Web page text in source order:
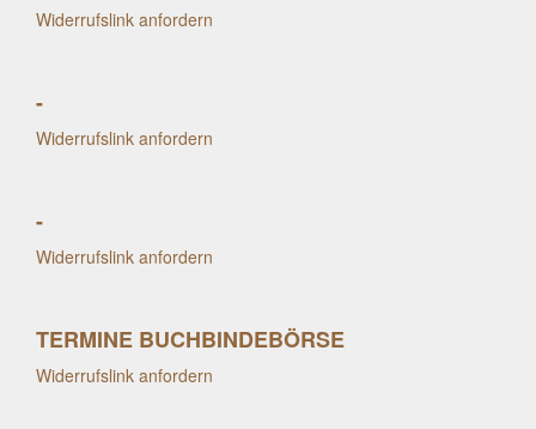
Widerrufslink anfordern
-
Widerrufslink anfordern
-
Widerrufslink anfordern
TERMINE BUCHBINDEBÖRSE
Widerrufslink anfordern